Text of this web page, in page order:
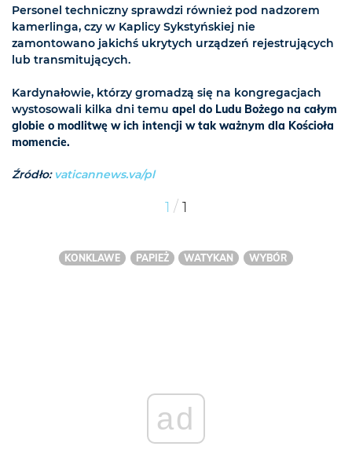
Personel techniczny sprawdzi również pod nadzorem
kamerlinga, czy w Kaplicy Sykstyńskiej nie
zamontowano jakichś ukrytych urządzeń rejestrujących
lub transmitujących.
Kardynałowie, którzy gromadzą się na kongregacjach
wystosowali kilka dni temu apel do Ludu Bożego na całym
globie o modlitwę w ich intencji w tak ważnym dla Kościoła
momencie.
Źródło: vaticannews.va/pl
1 / 1
KONKLAWE PAPIEŻ WATYKAN WYBÓR
ad